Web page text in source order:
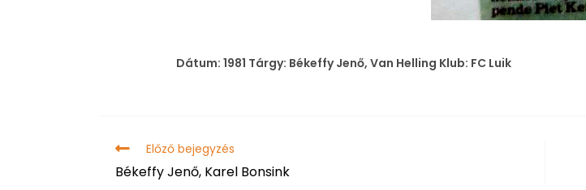
Dátum: 1981 Tárgy: Békeffy Jenő, Van Helling Klub: FC Luik
Előző bejegyzés
Békeffy Jenő, Karel Bonsink